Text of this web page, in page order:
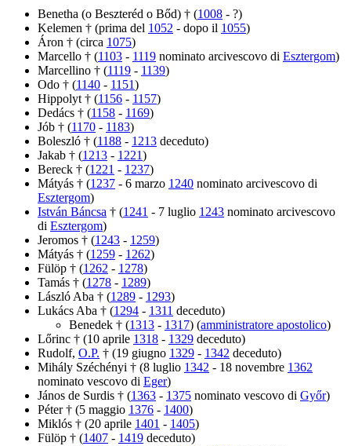
Benetha (o Beszteréd o Bőd) † (1008 - ?)
Kelemen † (prima del 1052 - dopo il 1055)
Áron † (circa 1075)
Marcello † (1103 - 1119 nominato arcivescovo di Esztergom)
Marcellino † (1119 - 1139)
Odo † (1140 - 1151)
Hippolyt † (1156 - 1157)
Dedács † (1158 - 1169)
Jób † (1170 - 1183)
Boleszló † (1188 - 1213 deceduto)
Jakab † (1213 - 1221)
Bereck † (1221 - 1237)
Mátyás † (1237 - 6 marzo 1240 nominato arcivescovo di
Esztergom)
István Báncsa † (1241 - 7 luglio 1243 nominato arcivescovo
di Esztergom)
Jeromos † (1243 - 1259)
Mátyás † (1259 - 1262)
Fülöp † (1262 - 1278)
Tamás † (1278 - 1289)
László Aba † (1289 - 1293)
Lukács Aba † (1294 - 1311 deceduto)
Benedek † (1313 - 1317) (amministratore apostolico)
Lőrinc † (10 aprile 1318 - 1329 deceduto)
Rudolf, O.P. † (19 giugno 1329 - 1342 deceduto)
Mihály Széchényi † (8 luglio 1342 - 18 novembre 1362
nominato vescovo di Eger)
János de Surdis † (1363 - 1375 nominato vescovo di Győr)
Péter † (5 maggio 1376 - 1400)
Miklós † (20 aprile 1401 - 1405)
Fülöp † (1407 - 1419 deceduto)